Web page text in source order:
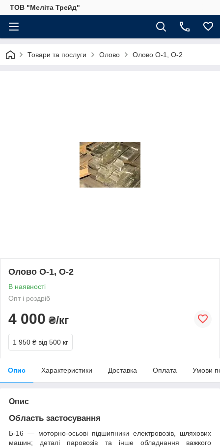
ТОВ "Меліта Трейд"
Товари та послуги Олово Олово О-1, О-2
Олово О-1, О-2
В наявності
Опт і роздріб
4 000 ₴/кг
1 950 ₴ від 500 кг
Опис Характеристики Доставка Оплата Умови
Опис
Область застосування
Б-16 ― моторно-осьові підшипники електровозів, шляхових
машин; деталі паровозів та інше обладнання важкого